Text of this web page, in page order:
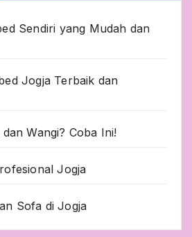
Sendiri yang Mudah dan
Jogja Terbaik dan
Wangi? Coba Ini!
Jogja
Sofa di Jogja